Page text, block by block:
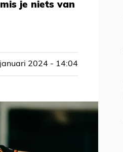
je niets van
2024 - 14:04